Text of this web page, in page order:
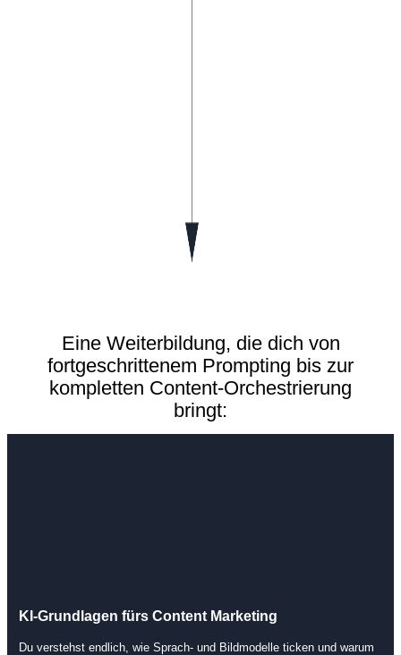
Eine Weiterbildung, die dich von
fortgeschrittenem Prompting bis zur
kompletten Content-Orchestrierung
bringt:
KI-Grundlagen fürs Content Marketing
Du verstehst endlich, wie Sprach- und Bildmodelle ticken und warum